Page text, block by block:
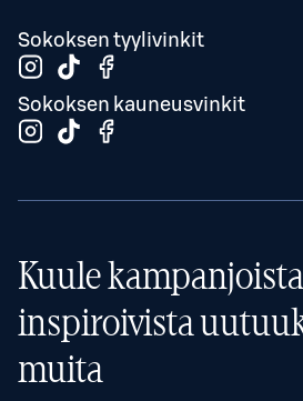
Sokoksen tyylivinkit
Sokoksen kauneusvinkit
Kuule
inspiroivista
muita